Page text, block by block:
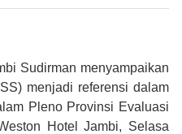
Sudirman menyampaikan
menjadi referensi dalam
Pleno Provinsi Evaluasi
Hotel Jambi, Selasa